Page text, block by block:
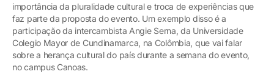
importância da pluralidade cultural e troca de experiências que
faz parte da proposta do evento. Um exemplo disso é a
participação da intercambista Angie Serna, da Universidade
Colegio Mayor de Cundinamarca, na Colômbia, que vai falar
sobre a herança cultural do país durante a semana do evento,
no campus Canoas.